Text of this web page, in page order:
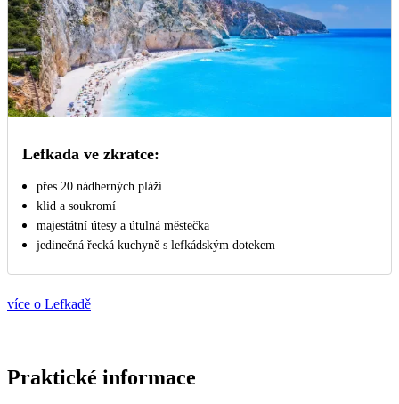
Lefkada ve zkratce:
přes 20 nádherných pláží
klid a soukromí
majestátní útesy a útulná městečka
jedinečná řecká kuchyně s lefkádským dotekem
více o Lefkadě
Praktické informace